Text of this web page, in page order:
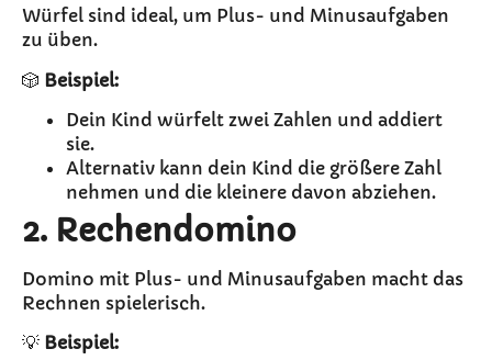
Würfel sind ideal, um Plus- und Minusaufgaben
zu üben.
🎲 Beispiel:
Dein Kind würfelt zwei Zahlen und addiert
sie.
Alternativ kann dein Kind die größere Zahl
nehmen und die kleinere davon abziehen.
2. Rechendomino
Domino mit Plus- und Minusaufgaben macht das
Rechnen spielerisch.
💡 Beispiel: